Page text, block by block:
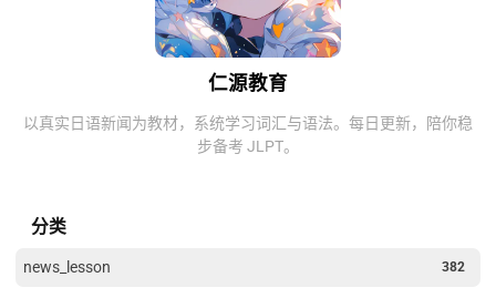
仁源教育
以真实日语新闻为教材，系统学习词汇与语法。每日更新，陪你稳
步备考 JLPT。
分类
news_lesson 382